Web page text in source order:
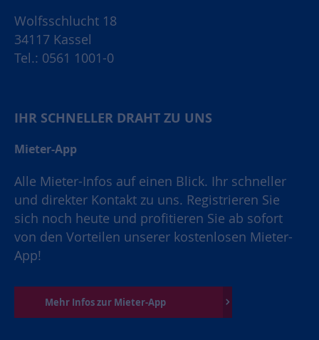
Wolfsschlucht 18
34117 Kassel
Tel.: 0561 1001-0
IHR SCHNELLER DRAHT ZU UNS
Mieter-App
Alle Mieter-Infos auf einen Blick. Ihr schneller
und direkter Kontakt zu uns. Registrieren Sie
sich noch heute und profitieren Sie ab sofort
von den Vorteilen unserer kostenlosen Mieter-
App!
Mehr Infos zur Mieter-App